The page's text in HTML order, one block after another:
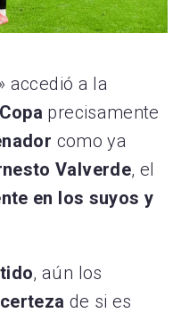
accedió a la
Copa precisamente
como ya
Valverde, el
en los suyos y
, aún los
certeza de si es